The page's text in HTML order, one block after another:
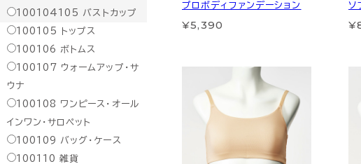
100104105
バストカップ
100105
トップス
100106
ボトムス
100107
ウォームアップ・サ
ウナ
100108
ワンピース・オール
インワン・サロペット
100109
バッグ・ケース
100110 雑貨
プロボディファンデーション
¥5,390
ソ